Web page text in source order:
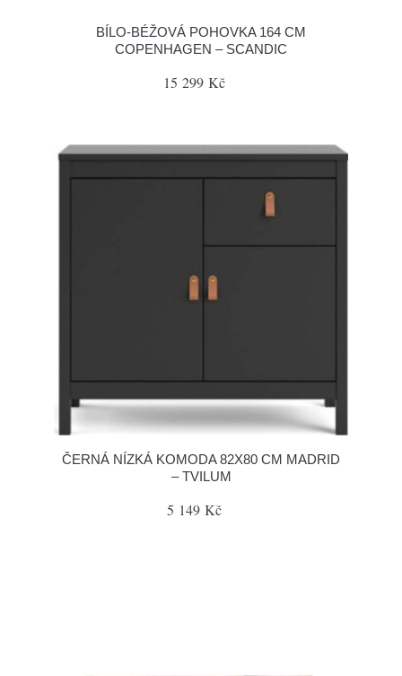
BÍLO-BÉŽOVÁ POHOVKA 164 CM
COPENHAGEN – SCANDIC
15 299 Kč
ČERNÁ NÍZKÁ KOMODA 82X80 CM MADRID
– TVILUM
5 149 Kč